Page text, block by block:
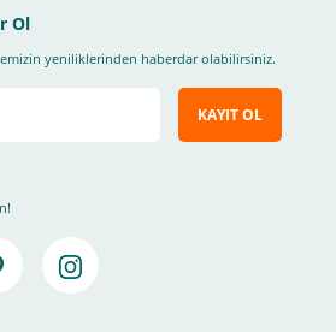
Ol
yeniliklerinden haberdar olabilirsiniz.
KAYIT OL